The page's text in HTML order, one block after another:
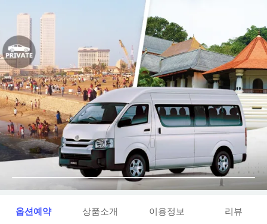
옵션예약 상품소개 이용정보 리뷰